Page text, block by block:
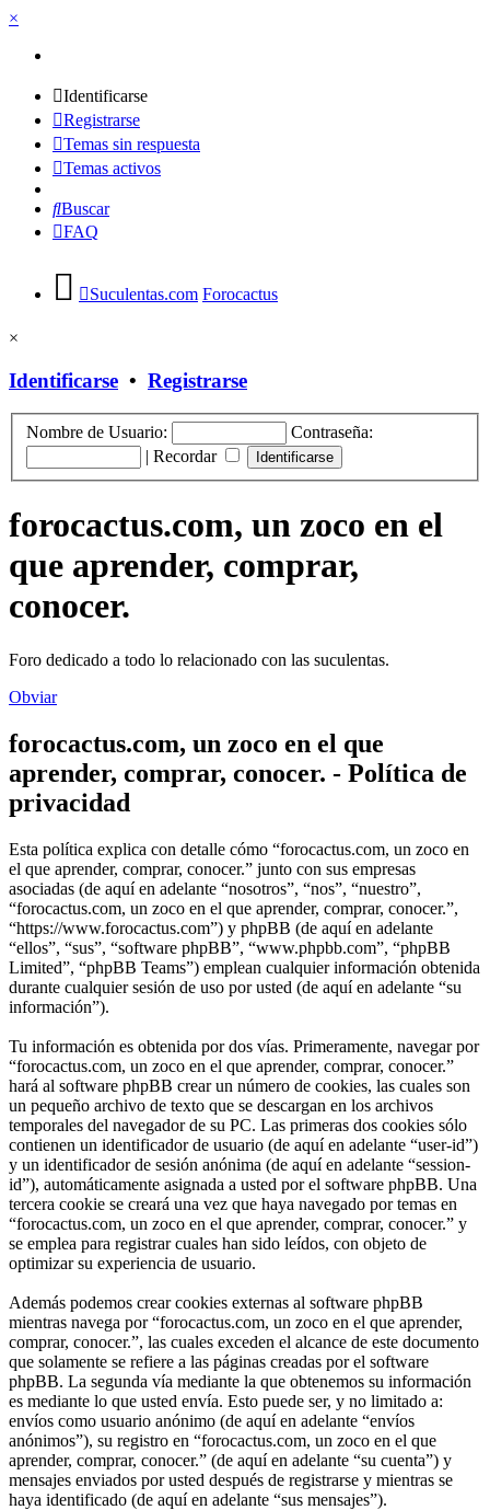
×
Identificarse
Registrarse
Temas sin respuesta
Temas activos
Buscar
FAQ
Suculentas.com Forocactus
×
Identificarse • Registrarse
Nombre de Usuario:
Contraseña:
| Recordar
forocactus.com, un zoco en el
que aprender, comprar,
conocer.
Foro dedicado a todo lo relacionado con las suculentas.
Obviar
forocactus.com, un zoco en el que
aprender, comprar, conocer. - Política de
privacidad
Esta política explica con detalle cómo “forocactus.com, un zoco en
el que aprender, comprar, conocer.” junto con sus empresas
asociadas (de aquí en adelante “nosotros”, “nos”, “nuestro”,
“forocactus.com, un zoco en el que aprender, comprar, conocer.”,
“https://www.forocactus.com”) y phpBB (de aquí en adelante
“ellos”, “sus”, “software phpBB”, “www.phpbb.com”, “phpBB
Limited”, “phpBB Teams”) emplean cualquier información obtenida
durante cualquier sesión de uso por usted (de aquí en adelante “su
información”).
Tu información es obtenida por dos vías. Primeramente, navegar por
“forocactus.com, un zoco en el que aprender, comprar, conocer.”
hará al software phpBB crear un número de cookies, las cuales son
un pequeño archivo de texto que se descargan en los archivos
temporales del navegador de su PC. Las primeras dos cookies sólo
contienen un identificador de usuario (de aquí en adelante “user-id”)
y un identificador de sesión anónima (de aquí en adelante “session-
id”), automáticamente asignada a usted por el software phpBB. Una
tercera cookie se creará una vez que haya navegado por temas en
“forocactus.com, un zoco en el que aprender, comprar, conocer.” y
se emplea para registrar cuales han sido leídos, con objeto de
optimizar su experiencia de usuario.
Además podemos crear cookies externas al software phpBB
mientras navega por “forocactus.com, un zoco en el que aprender,
comprar, conocer.”, las cuales exceden el alcance de este documento
que solamente se refiere a las páginas creadas por el software
phpBB. La segunda vía mediante la que obtenemos su información
es mediante lo que usted envía. Esto puede ser, y no limitado a:
envíos como usuario anónimo (de aquí en adelante “envíos
anónimos”), su registro en “forocactus.com, un zoco en el que
aprender, comprar, conocer.” (de aquí en adelante “su cuenta”) y
mensajes enviados por usted después de registrarse y mientras se
haya identificado (de aquí en adelante “sus mensajes”).